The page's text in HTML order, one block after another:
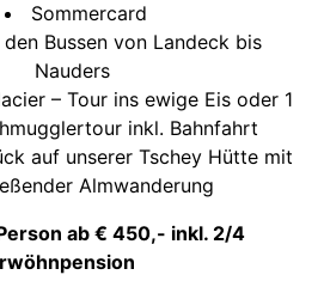
Sommercard
Bussen von Landeck bis
Nauders
– Tour ins ewige Eis oder 1
inkl. Bahnfahrt
auf unserer Tschey Hütte mit
Almwanderung
ab € 450,- inkl. 2/4